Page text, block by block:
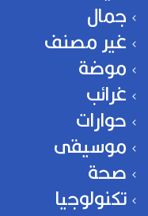
جمال
غير مصنف
موضة
غرائب
حوارات
موسيقى
صحة
تكنولوجيا